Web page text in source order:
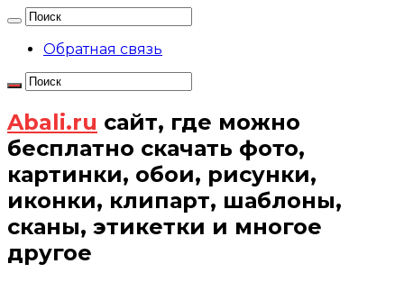
Обратная связь
Abali.ru сайт, где можно
бесплатно скачать фото,
картинки, обои, рисунки,
иконки, клипарт, шаблоны,
сканы, этикетки и многое
другое